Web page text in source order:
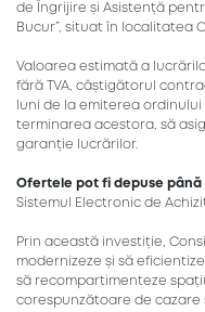
de Îngrijire și Asistență
Bucur”, situat în localitatea
Valoarea estimată a
fără TVA, câștigătorul
luni de la emiterea
terminarea acestora, să
garanție lucrărilor.
Ofertele pot fi depuse până
Sistemul Electronic de
Prin această investiție,
modernizeze și să
să recompartimenteze
corespunzătoare de cazare